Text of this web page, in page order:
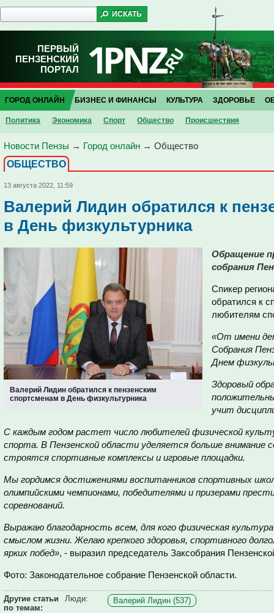
ПЕРВЫЙ
ПЕНЗЕНСКИЙ
ПОРТАЛ
ГОРОД ОНЛАЙН
Политика Экономика Спорт Общество Проиcшествия
БИЗНЕС И ФИНАНСЫ КУЛЬТУРА ЗДОРОВЬЕ
Новости Пензы → Город онлайн → Общество
ОБЩЕСТВО
13 августа 2022, 11:59
Валерий Лидин обратился к
в День физкультурника
Валерий Лидин обратился к пензенским
спортсменам в День физкультурника
Обращение
собрания
Спикер
обратился к
любителям
«От имени
Собрания
Днем
Здоровый
учит
С каждым годом растет число любителей физической
спорта. В Пензенской области уделяется больше внимание
строятся спортивные комплексы и игровые площадки.
Мы гордимся достижениями воспитанников спортивных
олимпийскими чемпионами, победителями и призерами
соревнований.
Выражаю благодарность всем, для кого физическая
смыслом жизни. Желаю крепкого здоровья, спортивного
ярких побед», - выразил председатель Заксобрания
Фото: Законодательное собрание Пензенской области.
Другие статьи
по темам:
Люди: Валерий Лидин (537)